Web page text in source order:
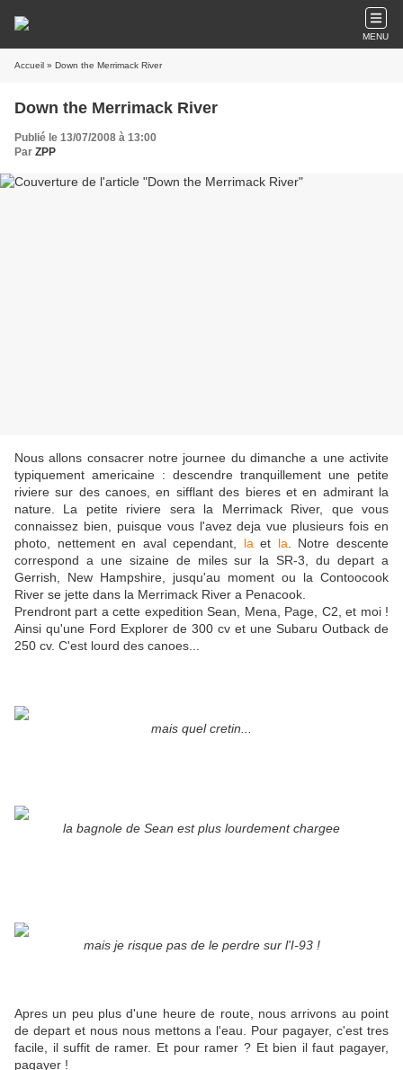
MENU
Accueil » Down the Merrimack River
Down the Merrimack River
Publié le 13/07/2008 à 13:00
Par ZPP
Nous allons consacrer notre journee du dimanche a une activite
typiquement americaine : descendre tranquillement une petite
riviere sur des canoes, en sifflant des bieres et en admirant la
nature. La petite riviere sera la Merrimack River, que vous
connaissez bien, puisque vous l'avez deja vue plusieurs fois en
photo, nettement en aval cependant, la et la . Notre descente
correspond a une sizaine de miles sur la SR-3, du depart a
Gerrish, New Hampshire, jusqu'au moment ou la Contoocook
River se jette dans la Merrimack River a Penacook.
Prendront part a cette expedition Sean, Mena, Page, C2, et moi !
Ainsi qu'une Ford Explorer de 300 cv et une Subaru Outback de
250 cv. C'est lourd des canoes...
mais quel cretin...
la bagnole de Sean est plus lourdement chargee
mais je risque pas de le perdre sur l'I-93 !
Apres un peu plus d'une heure de route, nous arrivons au point
de depart et nous nous mettons a l'eau. Pour pagayer, c'est tres
facile, il suffit de ramer. Et pour ramer ? Et bien il faut pagayer,
pagayer !